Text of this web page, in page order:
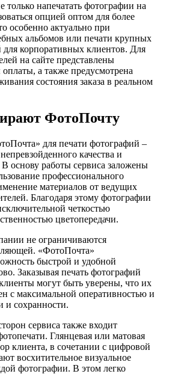
только напечатать фотографии на
опцией оптом для более
особенно актуально при
альбомов или печати крупных
корпоративных клиентов. Для
на сайте представлены
а также предусмотрена
состояния заказа в реальном
ФотоПочту
для печати фотографий –
качества и
основу работы сервиса заложены
профессионального
материалов от ведущих
Благодаря этому фотографии
четкостью
цветопередачи.
не ограничиваются
«ФотоПочта»
быстрой и удобной
Заказывая печать фотографий
могут быть уверены, что их
с максимальной оперативностью и
и сохранности.
сервиса также входит
Глянцевая или матовая
клиента, в сочетании с цифровой
восхитительное визуальное
фотографии. В этом легко